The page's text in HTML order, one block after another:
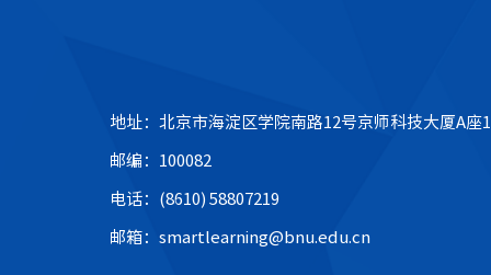
地址：北京市海淀区学院南路12号京师科技大厦A座
邮编：100082
电话：(8610) 58807219
邮箱：smartlearning@bnu.edu.cn